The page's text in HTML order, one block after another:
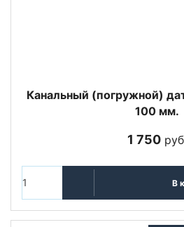
Канальный (погружной)
100 мм.
1 750
В